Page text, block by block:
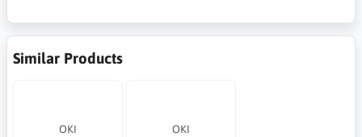
Similar Products
OKI OKI